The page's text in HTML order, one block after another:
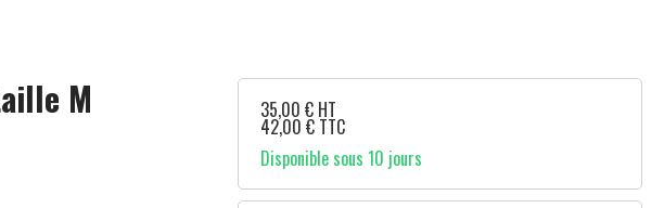
M 35,00€ HT
42,00€ TTC
Disponible sous 10 jours